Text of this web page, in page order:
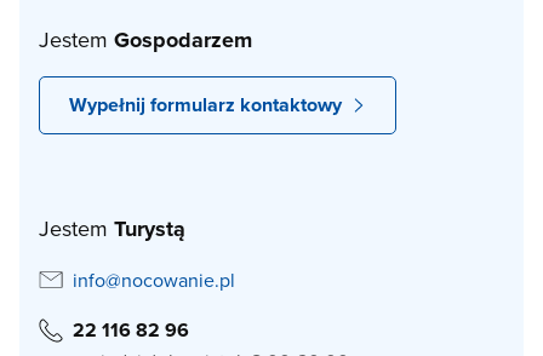
Jestem Gospodarzem
Wypełnij formularz kontaktowy
Jestem Turystą
info@nocowanie.pl
22 116 82 96